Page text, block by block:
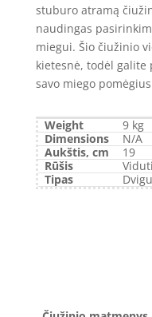
stuburo atramą
naudingas
miegui. Šio čiužinio
kietesnė, todėl
savo miego
Weight
9 kg
Dimensions
N/A
Aukštis, cm
19
Rūšis
Tipas